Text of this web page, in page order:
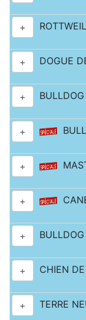
+
+ DOGUE
+
+
+
+
+
+ CHIEN
+ TERRE